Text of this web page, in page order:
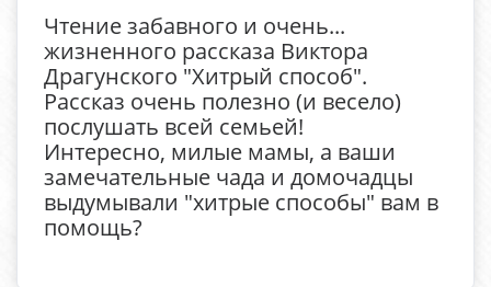
Чтение забавного и очень...
жизненного рассказа Виктора
Драгунского "Хитрый способ".
Рассказ очень полезно (и весело)
послушать всей семьей!
Интересно, милые мамы, а ваши
замечательные чада и домочадцы
выдумывали "хитрые способы" вам в
помощь?